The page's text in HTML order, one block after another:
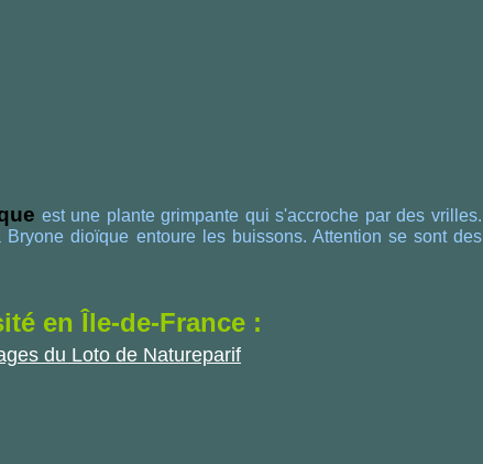
est une plante grimpante qui s'accroche par des vrilles.
dioïque entoure les buissons. Attention se sont des
en Île-de-France :
du Loto de Natureparif